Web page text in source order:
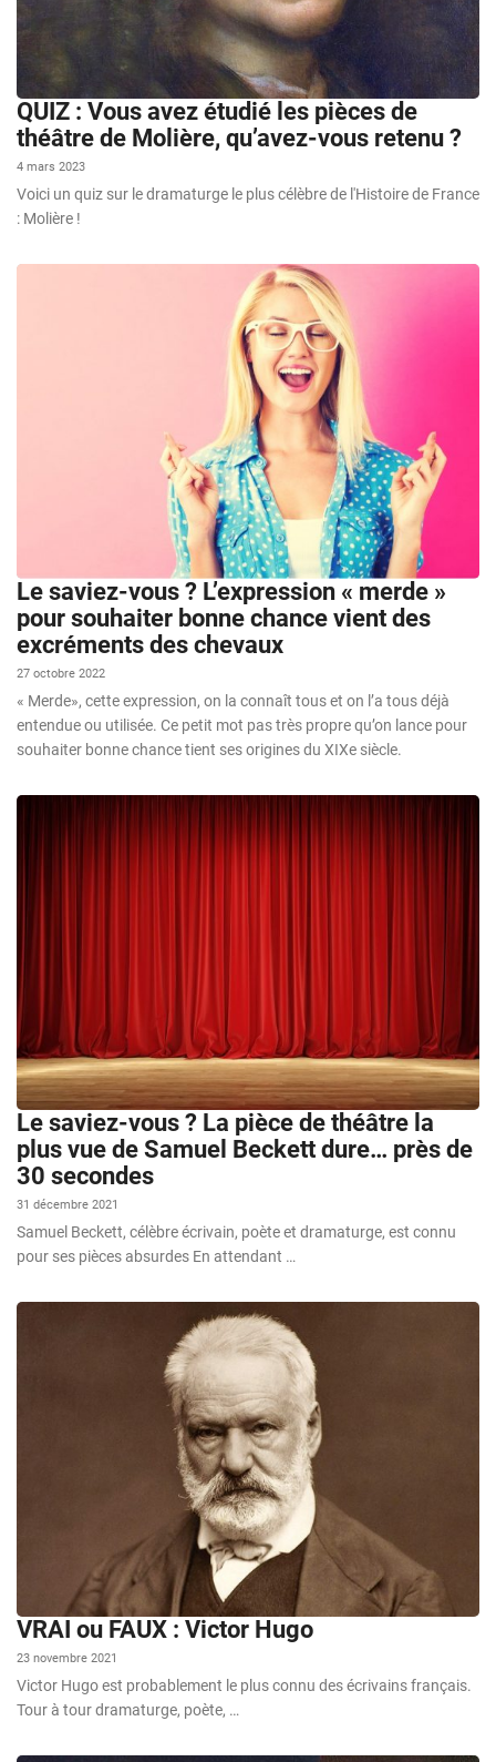
QUIZ : Vous avez étudié les pièces de
théâtre de Molière, qu’avez-vous retenu ?
4 mars 2023
Voici un quiz sur le dramaturge le plus célèbre de l'Histoire de France
: Molière !
Le saviez-vous ? L’expression « merde »
pour souhaiter bonne chance vient des
excréments des chevaux
27 octobre 2022
« Merde», cette expression, on la connaît tous et on l’a tous déjà
entendue ou utilisée. Ce petit mot pas très propre qu’on lance pour
souhaiter bonne chance tient ses origines du XIXe siècle.
Le saviez-vous ? La pièce de théâtre la
plus vue de Samuel Beckett dure… près de
30 secondes
31 décembre 2021
Samuel Beckett, célèbre écrivain, poète et dramaturge, est connu
pour ses pièces absurdes En attendant …
VRAI ou FAUX : Victor Hugo
23 novembre 2021
Victor Hugo est probablement le plus connu des écrivains français.
Tour à tour dramaturge, poète, …